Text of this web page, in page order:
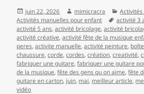
Publié
le
juin 22, 2026 Auteur
mimicracra
Activités manuelles pour enfant
Mots-
clés
activité 3
activité 5 ans,activité bricolage,activité
activité créative,activité fête de la musique
peres,activite manuelle,activité peinture,
chaussure,corde,cordes,création,creativité,
fabriquer une guitare,fabriquer une guitare
de la musique,fête des gens qu on aime,fête
guitare en carton, juin, mai, meilleur article,
vidéo